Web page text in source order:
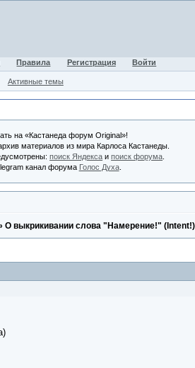
Правила Регистрация Войти
Активные темы
на «Кастанеда форум Original»!
материалов из мира Карлоса Кастанеды.
поиск Яндекса ипоиск форума
канал форума Голос Духа.
О выкрикивании слова "Намерение!" (Intent!)